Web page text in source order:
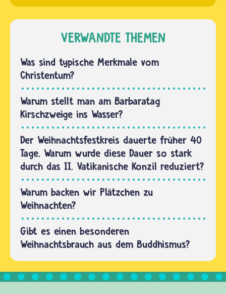
Meldebehörden
fest,
wann
ein…
Am Ende
eines
christlichen
Kirchenjahres
folgt das
nächste
Kirchenjahr.
Es
beginnt
jedes
Jahr…
VERWANDTE THEMEN
Was sind typische Merkmale vom
Christentum?
Warum stellt man am Barbaratag
Kirschzweige ins Wasser?
Der Weihnachtsfestkreis dauerte früher 40
Tage. Warum wurde diese Dauer so stark
durch das II. Vatikanische Konzil reduziert?
Warum backen wir Plätzchen zu
Weihnachten?
Gibt es einen besonderen
Weihnachtsbrauch aus dem Buddhismus?